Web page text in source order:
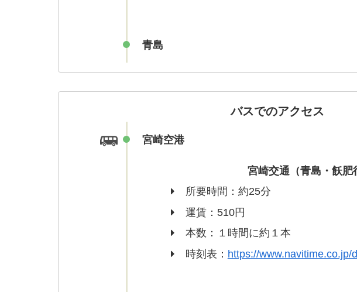
青島
バスでのアクセス
宮崎空港
宮崎交通（青島・飫肥
所要時間：約25分
運賃：510円
本数：１時間に約１本
時刻表： https://